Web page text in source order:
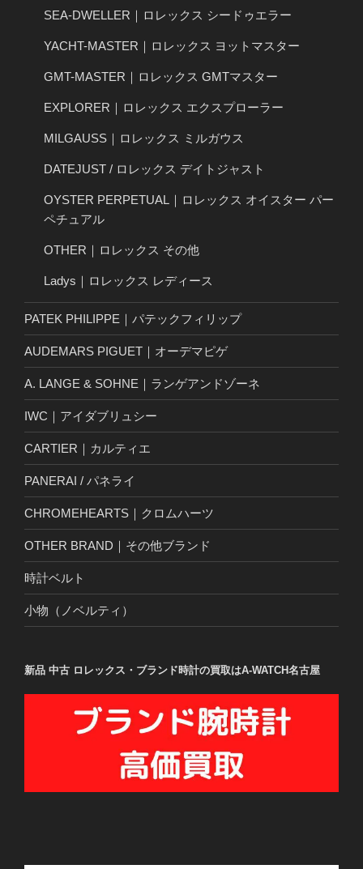
SEA-DWELLER｜ロレックス シードゥエラー
YACHT-MASTER｜ロレックス ヨットマスター
GMT-MASTER｜ロレックス GMTマスター
EXPLORER｜ロレックス エクスプローラー
MILGAUSS｜ロレックス ミルガウス
DATEJUST / ロレックス デイトジャスト
OYSTER PERPETUAL｜ロレックス オイスター パー
ペチュアル
OTHER｜ロレックス その他
Ladys｜ロレックス レディース
PATEK PHILIPPE｜パテックフィリップ
AUDEMARS PIGUET｜オーデマピゲ
A. LANGE & SOHNE｜ランゲアンドゾーネ
IWC｜アイダブリュシー
CARTIER｜カルティエ
PANERAI / パネライ
CHROMEHEARTS｜クロムハーツ
OTHER BRAND｜その他ブランド
時計ベルト
小物（ノベルティ）
新品 中古 ロレックス・ブランド時計の買取はA-WATCH名古屋